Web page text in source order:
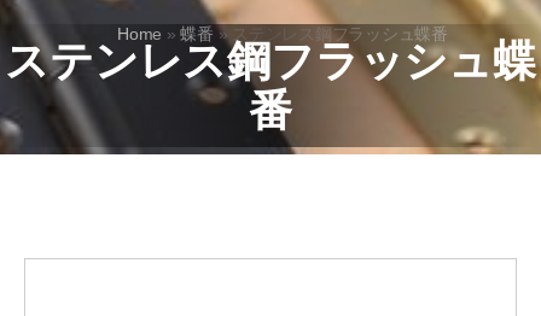
DULICO
COMPANY
LIMITED
Home »蝶番 » ステンレス鋼フラッシュ蝶番
ステンレス鋼フラッシュ蝶
番